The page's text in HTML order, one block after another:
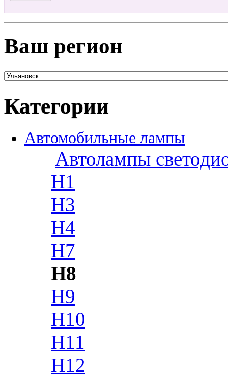
Ваш регион
Категории
Автомобильные лампы
Автолампы
H1
H3
H4
H7
H8
H9
H10
H11
H12